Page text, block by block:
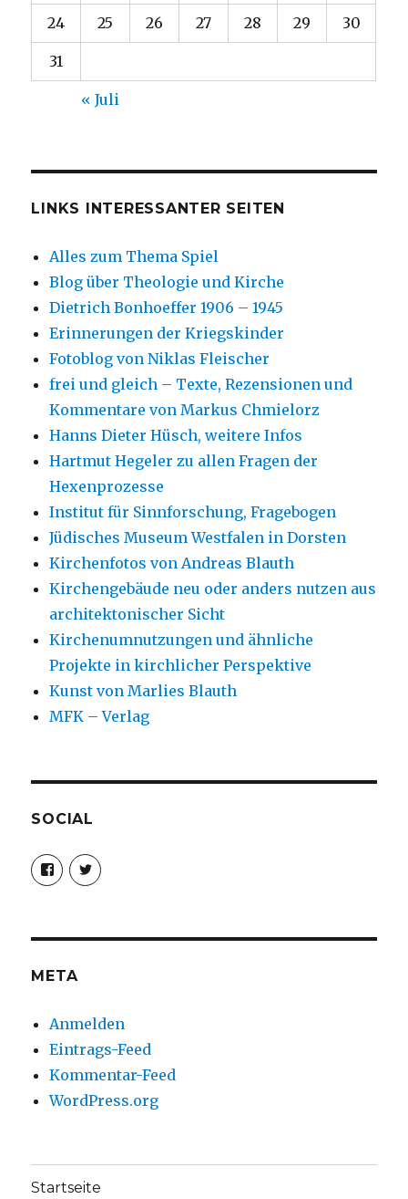
24 25 26 27 28 29 30
31
« Juli
LINKS INTERESSANTER SEITEN
Alles zum Thema Spiel
Blog über Theologie und Kirche
Dietrich Bonhoeffer 1906 – 1945
Erinnerungen der Kriegskinder
Fotoblog von Niklas Fleischer
frei und gleich – Texte, Rezensionen und
Kommentare von Markus Chmielorz
Hanns Dieter Hüsch, weitere Infos
Hartmut Hegeler zu allen Fragen der
Hexenprozesse
Institut für Sinnforschung, Fragebogen
Jüdisches Museum Westfalen in Dorsten
Kirchenfotos von Andreas Blauth
Kirchengebäude neu oder anders nutzen aus
architektonischer Sicht
Kirchenumnutzungen und ähnliche
Projekte in kirchlicher Perspektive
Kunst von Marlies Blauth
MFK – Verlag
SOCIAL
Profil
von
christoph.fleischer1
anzeigen
Profil
von
anzeigen
META
Anmelden
Eintrags-Feed
Kommentar-Feed
WordPress.org
Startseite